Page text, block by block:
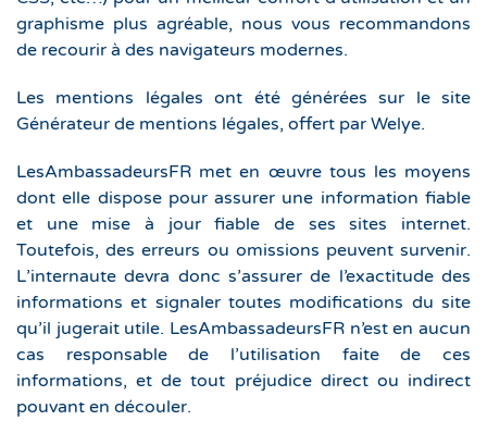
graphisme plus agréable, nous vous recommandons
de recourir à des navigateurs modernes.
Les mentions légales ont été générées sur le site
Générateur de mentions légales, offert par Welye.
LesAmbassadeursFR met en œuvre tous les moyens
dont elle dispose pour assurer une information fiable
et une mise à jour fiable de ses sites internet.
Toutefois, des erreurs ou omissions peuvent survenir.
L’internaute devra donc s’assurer de l’exactitude des
informations et signaler toutes modifications du site
qu’il jugerait utile. LesAmbassadeursFR n’est en aucun
cas responsable de l’utilisation faite de ces
informations, et de tout préjudice direct ou indirect
pouvant en découler.